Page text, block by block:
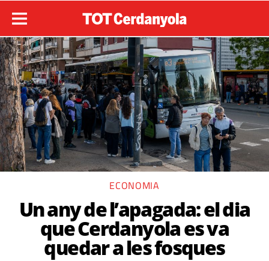
ECONOMIA
Un any de l’apagada: el dia
que Cerdanyola es va
quedar a les fosques